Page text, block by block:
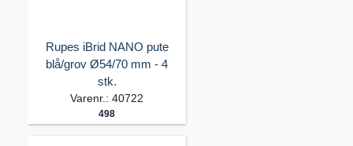
Rupes iBrid NANO pute
blå/grov Ø54/70 mm - 4
stk.
Varenr.: 40722
498